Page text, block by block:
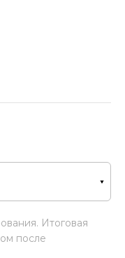
Итоговая
после